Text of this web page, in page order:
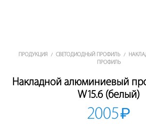
ПРОДУКЦИЯ / СВЕТОДИОДНЫЙ ПРОФИЛЬ /
ПРОФИЛЬ
Накладной алюминиевый
W15.6 (белый)
2005₽